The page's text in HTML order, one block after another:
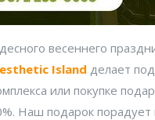
весеннего
Island делает
или покупке
Наш подарок